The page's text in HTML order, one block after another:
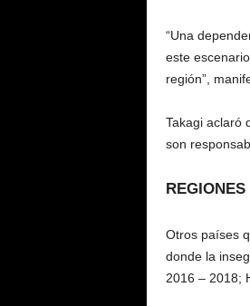
“Una
este
región”,
Takagi aclaró
son
Otros países
donde la
2016 – 2018;